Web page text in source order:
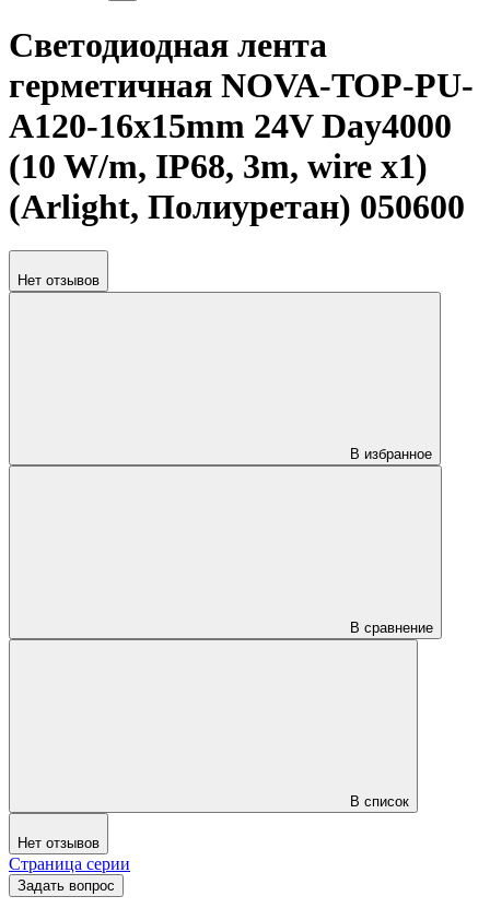
Светодиодная лента
герметичная NOVA-TOP-PU-
A120-16x15mm 24V Day4000
(10 W/m, IP68, 3m, wire x1)
(Arlight, Полиуретан) 050600
Нет отзывов
В избранное
В сравнение
В список
Нет отзывов
Страница серии
Задать вопрос